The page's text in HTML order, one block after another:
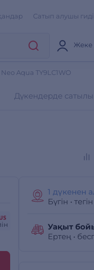
Сатып алушы гиді
Жеке
Aqua TY9LC1WO
Дүкендерде
1 дүкенен
Бүгін • тегін
Уақыт
Ертең •